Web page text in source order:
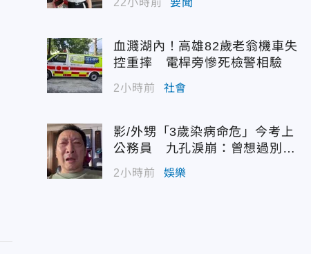
22小時前 要聞
血濺湖內！高雄82歲老翁機車失
控重摔 電桿旁慘死檢警相驗
2小時前 社會
影/外甥「3歲染病命危」今考上
公務員 九孔淚崩：曾想過別救
他
2小時前 娛樂